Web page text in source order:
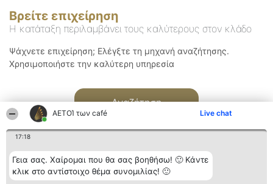
ΑΕΤΟΊ των café Live chat
17:18
Γεια σας. Χαίρομαι που θα σας βοηθήσω! 🙂 Κάντε
κλικ στο αντίστοιχο θέμα συνομιλίας! 🙂
Βρείτε επιχείρηση
Η κατάταξη περιλαμβάνει τους καλύτερους στον κλάδο
Ψάχνετε επιχείρηση; Ελέγξτε τη μηχανή αναζήτησης.
Χρησιμοποιήστε την καλύτερη υπηρεσία
Αναζήτηση